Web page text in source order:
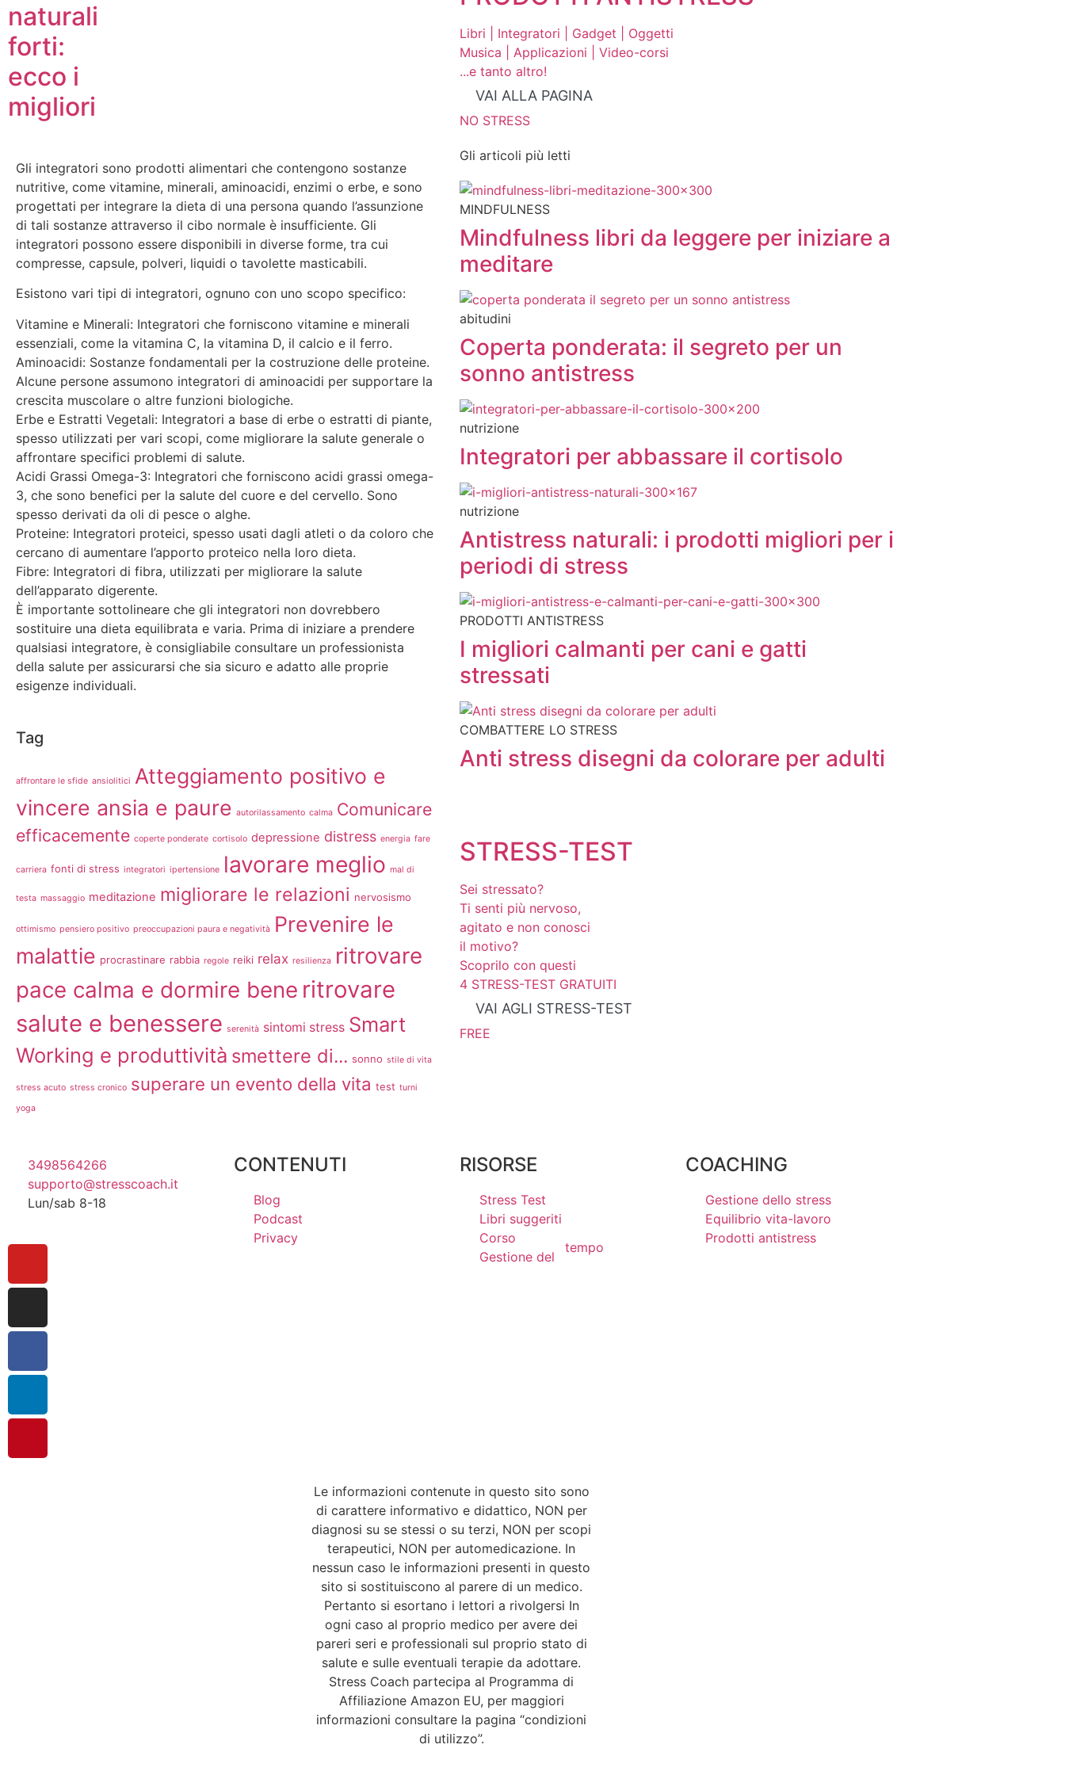
naturali
forti:
ecco i
migliori
Gli integratori sono prodotti alimentari che contengono sostanze
nutritive, come vitamine, minerali, aminoacidi, enzimi o erbe, e sono
progettati per integrare la dieta di una persona quando l’assunzione
di tali sostanze attraverso il cibo normale è insufficiente. Gli
integratori possono essere disponibili in diverse forme, tra cui
compresse, capsule, polveri, liquidi o tavolette masticabili.
Esistono vari tipi di integratori, ognuno con uno scopo specifico:
Vitamine e Minerali: Integratori che forniscono vitamine e minerali
essenziali, come la vitamina C, la vitamina D, il calcio e il ferro.
Aminoacidi: Sostanze fondamentali per la costruzione delle proteine.
Alcune persone assumono integratori di aminoacidi per supportare la
crescita muscolare o altre funzioni biologiche.
Erbe e Estratti Vegetali: Integratori a base di erbe o estratti di piante,
spesso utilizzati per vari scopi, come migliorare la salute generale o
affrontare specifici problemi di salute.
Acidi Grassi Omega-3: Integratori che forniscono acidi grassi omega-
3, che sono benefici per la salute del cuore e del cervello. Sono
spesso derivati da oli di pesce o alghe.
Proteine: Integratori proteici, spesso usati dagli atleti o da coloro che
cercano di aumentare l’apporto proteico nella loro dieta.
Fibre: Integratori di fibra, utilizzati per migliorare la salute
dell’apparato digerente.
È importante sottolineare che gli integratori non dovrebbero
sostituire una dieta equilibrata e varia. Prima di iniziare a prendere
qualsiasi integratore, è consigliabile consultare un professionista
della salute per assicurarsi che sia sicuro e adatto alle proprie
esigenze individuali.
Tag
affrontare le sfide ansiolitici Atteggiamento positivo e
vincere ansia e paure autorilassamento calma Comunicare
efficacemente coperte ponderate cortisolo depressione distress energia fare
carriera fonti di stress integratori ipertensione lavorare meglio mal di
testa massaggio meditazione migliorare le relazioni nervosismo
ottimismo pensiero positivo preoccupazioni paura e negatività Prevenire le
malattie procrastinare rabbia regole reiki relax resilienza ritrovare
pace calma e dormire bene ritrovare
salute e benessere serenità sintomi stress Smart
Working e produttività smettere di... sonno stile di vita
stress acuto stress cronico superare un evento della vita test turni
yoga
Libri | Integratori | Gadget | Oggetti
Musica | Applicazioni | Video-corsi
...e tanto altro!
VAI ALLA PAGINA
NO STRESS
Gli articoli più letti
MINDFULNESS
Mindfulness libri da leggere per iniziare a
meditare
abitudini
Coperta ponderata: il segreto per un
sonno antistress
nutrizione
Integratori per abbassare il cortisolo
nutrizione
Antistress naturali: i prodotti migliori per i
periodi di stress
PRODOTTI ANTISTRESS
I migliori calmanti per cani e gatti
stressati
COMBATTERE LO STRESS
Anti stress disegni da colorare per adulti
STRESS-TEST
Sei stressato?
Ti senti più nervoso,
agitato e non conosci
il motivo?
Scoprilo con questi
4 STRESS-TEST GRATUITI
VAI AGLI STRESS-TEST
FREE
3498564266
supporto@stresscoach.it
Lun/sab 8-18
CONTENUTI
Blog
Podcast
Privacy
RISORSE
Stress Test
Libri suggeriti
Corso
Gestione del
tempo
COACHING
Gestione dello stress
Equilibrio vita-lavoro
Prodotti antistress
Le informazioni contenute in questo sito sono
di carattere informativo e didattico, NON per
diagnosi su se stessi o su terzi, NON per scopi
terapeutici, NON per automedicazione. In
nessun caso le informazioni presenti in questo
sito si sostituiscono al parere di un medico.
Pertanto si esortano i lettori a rivolgersi In
ogni caso al proprio medico per avere dei
pareri seri e professionali sul proprio stato di
salute e sulle eventuali terapie da adottare.
Stress Coach partecipa al Programma di
Affiliazione Amazon EU, per maggiori
informazioni consultare la pagina “condizioni
di utilizzo”.